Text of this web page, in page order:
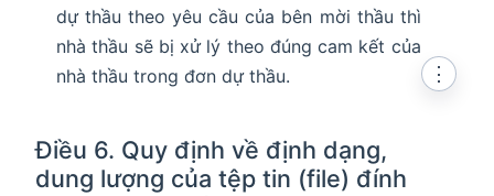
dự thầu theo yêu cầu của bên mời thầu thì
nhà thầu sẽ bị xử lý theo đúng cam kết của
nhà thầu trong đơn dự thầu.
Điều 6. Quy định về định dạng,
dung lượng của tệp tin (file) đính
⋮